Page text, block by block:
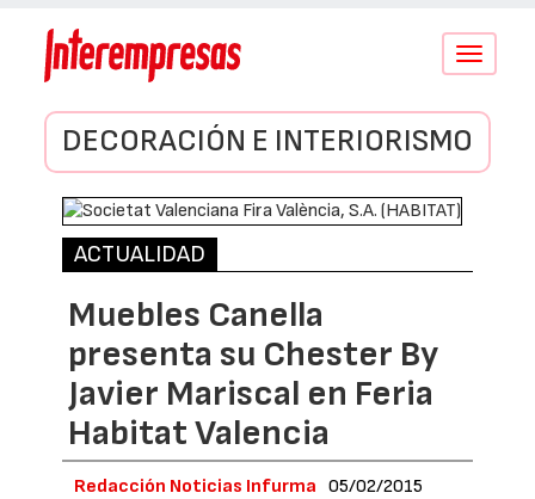
Conmutar
DECORACIÓN E INTERIORISMO
ACTUALIDAD
Muebles Canella
presenta su Chester By
Javier Mariscal en Feria
Habitat Valencia
Redacción Noticias Infurma 05/02/2015